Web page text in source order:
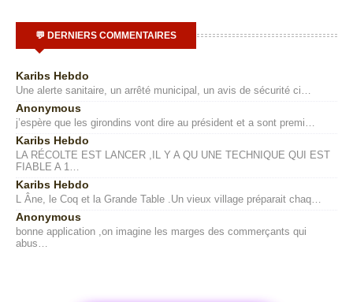
💬 DERNIERS COMMENTAIRES
Karibs Hebdo
Une alerte sanitaire, un arrêté municipal, un avis de sécurité ci…
Anonymous
j’espère que les girondins vont dire au président et a sont premi…
Karibs Hebdo
LA RÉCOLTE EST LANCER ,IL Y A QU UNE TECHNIQUE QUI EST
FIABLE A 1…
Karibs Hebdo
L Âne, le Coq et la Grande Table .Un vieux village préparait chaq…
Anonymous
bonne application ,on imagine les marges des commerçants qui
abus…